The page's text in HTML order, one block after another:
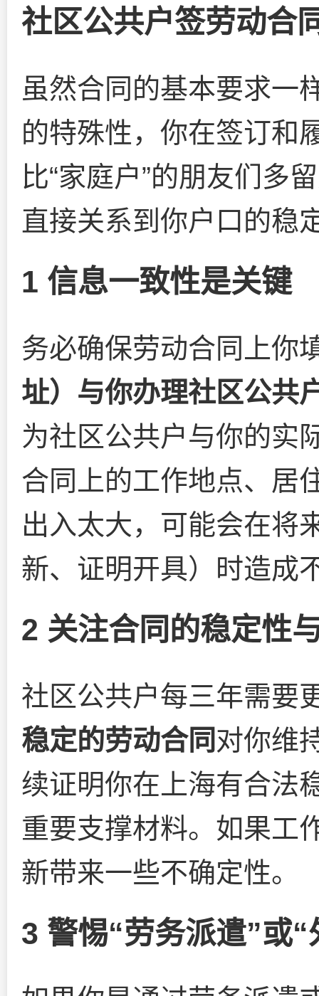
社区公共户签劳动合
虽然合同的基本要求一
的特殊性，你在签订和
比“家庭户”的朋友们多
直接关系到你户口的稳
1 信息一致性是关键
务必确保劳动合同上你
址）与你办理社区公共
为社区公共户与你的实
合同上的工作地点、居
出入太大，可能会在将
新、证明开具）时造成
2 关注合同的稳定性
社区公共户每三年需要
稳定的劳动合同对你维
续证明你在上海有合法
重要支撑材料。如果工
新带来一些不确定性。
3 警惕“劳务派遣”或